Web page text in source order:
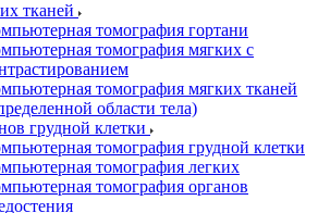
тканей
томография гортани
томография мягких с
томография мягких тканей
области тела)
грудной клетки
томография грудной клетки
томография легких
томография органов